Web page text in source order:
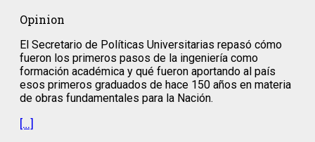
Opinion
El Secretario de Políticas Universitarias repasó cómo
fueron los primeros pasos de la ingeniería como
formación académica y qué fueron aportando al país
esos primeros graduados de hace 150 años en materia
de obras fundamentales para la Nación.
[…]